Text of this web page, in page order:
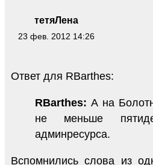
тетяЛена
23 фев. 2012 14:26
Ответ для RBarthes:
RBarthes: А на
не меньше
админресурса.
Вспомнились слова из